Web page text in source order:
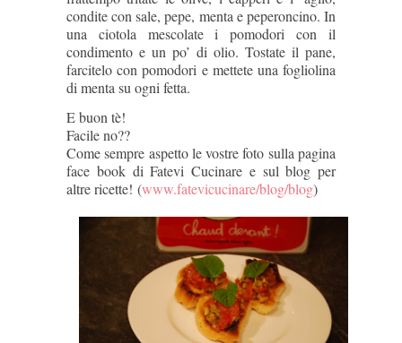
condite con sale, pepe, menta e peperoncino. In
una ciotola mescolate i pomodori con il
condimento e un po’ di olio. Tostate il pane,
farcitelo con pomodori e mettete una fogliolina
di menta su ogni fetta.
E buon tè!
Facile no??
Come sempre aspetto le vostre foto sulla pagina
face book di Fatevi Cucinare e sul blog per
altre ricette! (www.fatevicucinare/blog/blog)